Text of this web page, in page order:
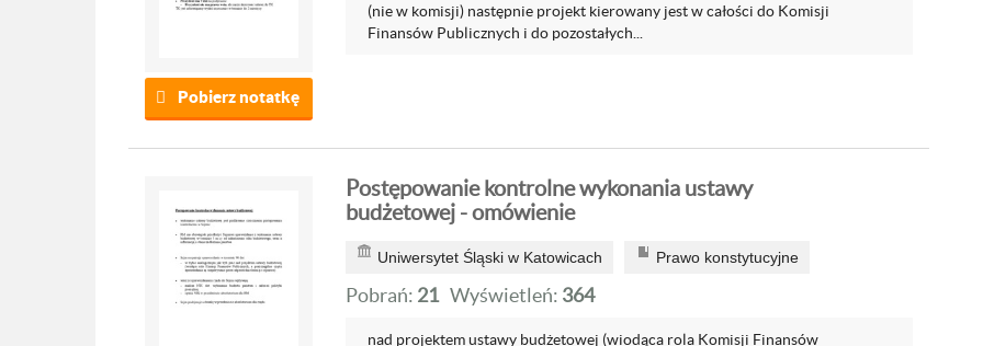
Pobierz notatkę
(nie w komisji) następnie projekt kierowany jest w całości do Komisji
Finansów Publicznych i do pozostałych...
Postępowanie kontrolne wykonania ustawy
budżetowej - omówienie
Uniwersytet Śląski w Katowicach Prawo konstytucyjne
Pobrań: 21 Wyświetleń: 364
nad projektem ustawy budżetowej (wiodąca rola Komisji Finansów